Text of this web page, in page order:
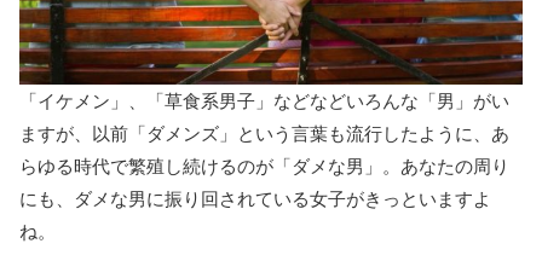
「イケメン」、「草食系男子」などなどいろんな「男」がい
ますが、以前「ダメンズ」という言葉も流行したように、あ
らゆる時代で繁殖し続けるのが「ダメな男」。あなたの周り
にも、ダメな男に振り回されている女子がきっといますよ
ね。